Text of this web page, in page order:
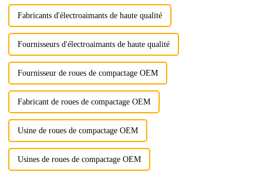
Fabricants d'électroaimants de haute qualité
Fournisseurs d'électroaimants de haute qualité
Fournisseur de roues de compactage OEM
Fabricant de roues de compactage OEM
Usine de roues de compactage OEM
Usines de roues de compactage OEM